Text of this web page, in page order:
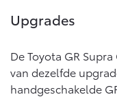
Upgrades
De Toyota GR
van dezelfde
handgeschakelde